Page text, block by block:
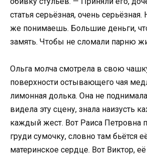
статья серьёзная, очень
же понимаешь. Большие деньги,
замять. Чтобы не сломали парню
Ольга молча смотрела в свою
поверхности остывающего чая
лимонная долька. Она не
видела эту сцену, знала наизусть
каждый жест. Вот Раиса Петровна
груди сумочку, словно там бьётся
материнское сердце. Вот Виктор,